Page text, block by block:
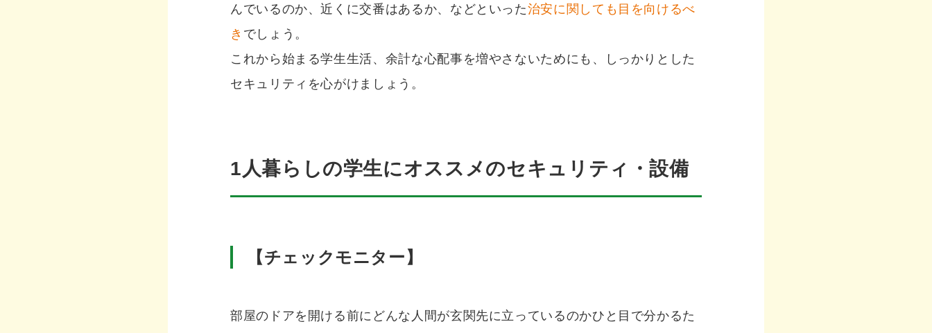
んでいるのか、近くに交番はあるか、などといった治安に関しても目を向けるべ
き でしょう。
これから始まる学生生活、余計な心配事を増やさないためにも、しっかりとした
セキュリティを心がけましょう。
1人暮らしの学生にオススメのセキュリティ・設備
【チェックモニター】
部屋のドアを開ける前にどんな人間が玄関先に立っているのかひと目で分かるた